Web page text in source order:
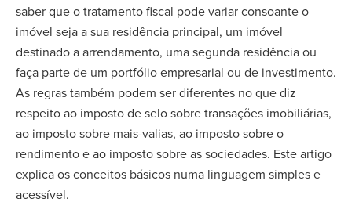
saber que o tratamento fiscal pode variar consoante o
imóvel seja a sua residência principal, um imóvel
destinado a arrendamento, uma segunda residência ou
faça parte de um portfólio empresarial ou de investimento.
As regras também podem ser diferentes no que diz
respeito ao imposto de selo sobre transações imobiliárias,
ao imposto sobre mais-valias, ao imposto sobre o
rendimento e ao imposto sobre as sociedades. Este artigo
explica os conceitos básicos numa linguagem simples e
acessível.